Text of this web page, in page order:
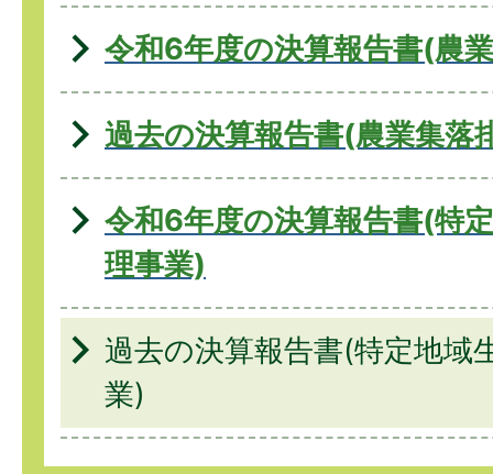
令和6年度の決算報告書(農
過去の決算報告書(農業集落
令和6年度の決算報告書(特
理事業)
過去の決算報告書(特定地域
業)